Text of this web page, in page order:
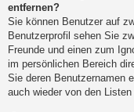
entfernen?
Sie können Benutzer auf
Benutzerprofil sehen Sie
Freunde und einen zum
im persönlichen Bereich
Sie deren Benutzernamen
auch wieder von den Listen